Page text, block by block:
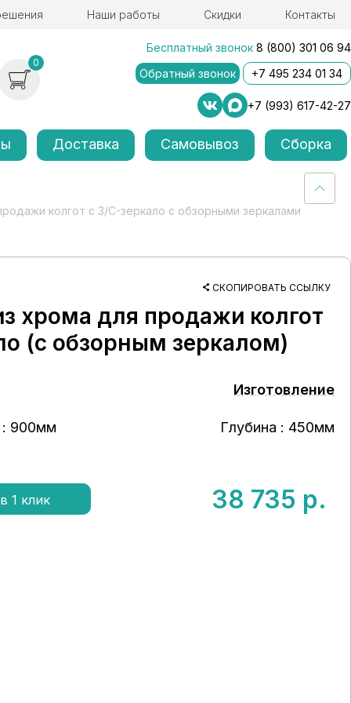
Наши работы Скидки Контакты
0
Бесплатный звонок 8 (800) 301 06 94
Обратный звонок
+7 495 234 01 34
+7 (993) 617-42-27
Доставка Самовывоз Сборка
колгот с З/C-зеркало с обзорными зеркалами
СКОПИРОВАТЬ ССЫЛКУ
хрома для продажи колгот
(с обзорным зеркалом)
Изготовление
900мм Глубина : 450мм
38 735 р.
1 клик